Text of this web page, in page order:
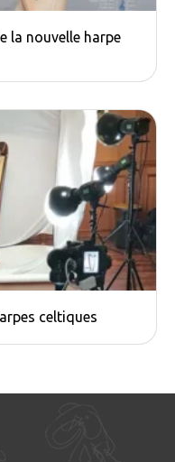
la nouvelle harpe
celtiques